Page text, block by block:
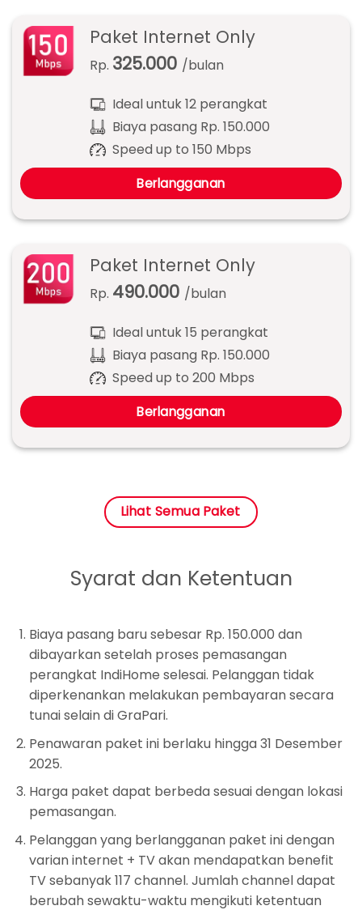
Paket Internet Only
Rp. 325.000 /bulan
Ideal untuk 12 perangkat
Biaya pasang Rp. 150.000
Speed up to 150 Mbps
Berlangganan
Paket Internet Only
Rp. 490.000 /bulan
Ideal untuk 15 perangkat
Biaya pasang Rp. 150.000
Speed up to 200 Mbps
Berlangganan
Lihat Semua Paket
Syarat dan Ketentuan
Biaya pasang baru sebesar Rp. 150.000 dan
dibayarkan setelah proses pemasangan
perangkat IndiHome selesai. Pelanggan tidak
diperkenankan melakukan pembayaran secara
tunai selain di GraPari.
Penawaran paket ini berlaku hingga 31 Desember
2025.
Harga paket dapat berbeda sesuai dengan lokasi
pemasangan.
Pelanggan yang berlangganan paket ini dengan
varian internet + TV akan mendapatkan benefit
TV sebanyak 117 channel. Jumlah channel dapat
berubah sewaktu-waktu mengikuti ketentuan